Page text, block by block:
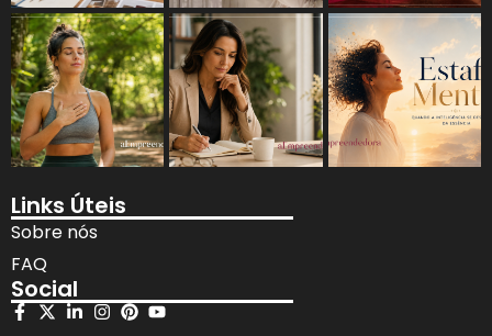
Links Úteis
Sobre nós
FAQ
Social